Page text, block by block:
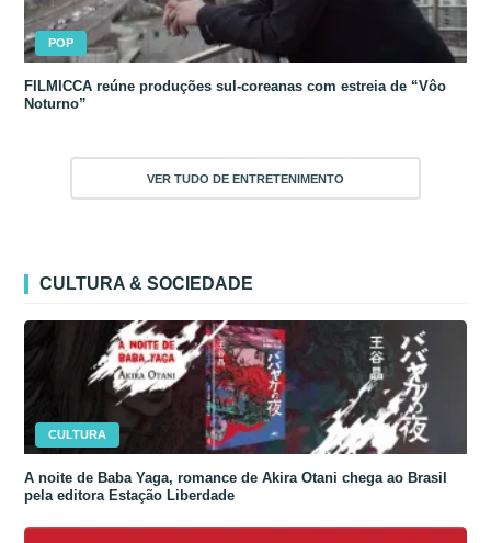
POP
FILMICCA reúne produções sul-coreanas com estreia de “Vôo
Noturno”
VER TUDO DE ENTRETENIMENTO
CULTURA & SOCIEDADE
CULTURA
A noite de Baba Yaga, romance de Akira Otani chega ao Brasil
pela editora Estação Liberdade